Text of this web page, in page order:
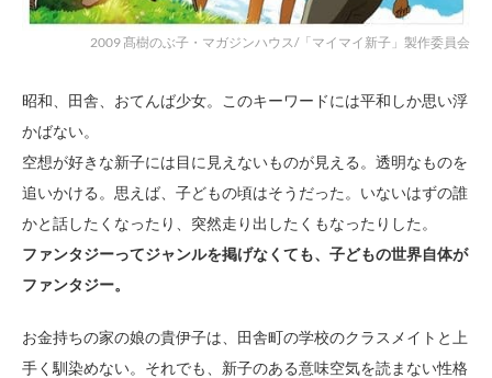
2009 髙樹のぶ子・マガジンハウス/「マイマイ新子」製作委員会
昭和、田舎、おてんば少女。このキーワードには平和しか思い浮
かばない。
空想が好きな新子には目に見えないものが見える。透明なものを
追いかける。思えば、子どもの頃はそうだった。いないはずの誰
かと話したくなったり、突然走り出したくもなったりした。
ファンタジーってジャンルを掲げなくても、子どもの世界自体が
ファンタジー。
お金持ちの家の娘の貴伊子は、田舎町の学校のクラスメイトと上
手く馴染めない。それでも、新子のある意味空気を読まない性格